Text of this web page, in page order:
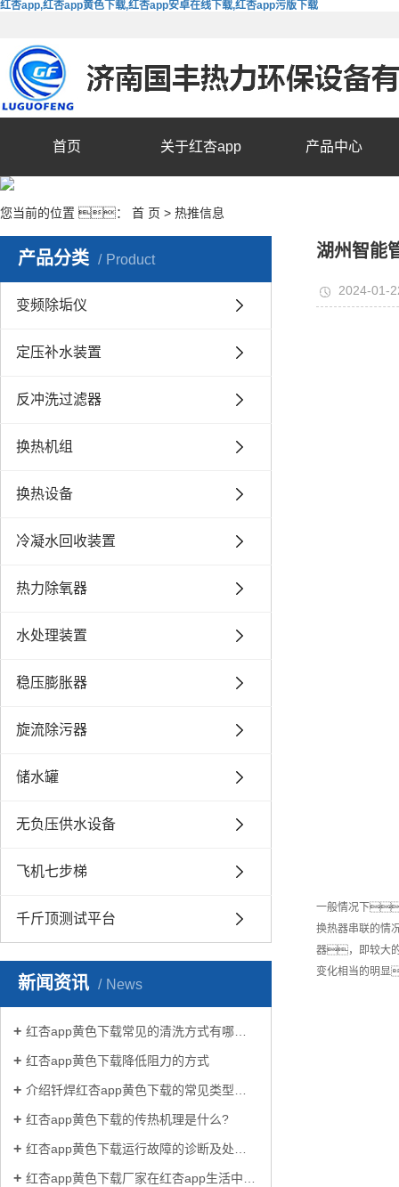
红杏app,红杏app黄色下载,红杏app安卓在线下载,红杏app污版下载
首页 关于红杏app 产品中心
您当前的位置 ： 首 页 > 热推信息
产品分类 Product
变频除垢仪
定压补水装置
反冲洗过滤器
换热机组
换热设备
冷凝水回收装置
热力除氧器
水处理装置
稳压膨胀器
旋流除污器
储水罐
无负压供水设备
飞机七步梯
千斤顶测试平台
新闻资讯 News
红杏app黄色下载常见的清洗方式有哪些？
红杏app黄色下载降低阻力的方式
介绍钎焊红杏app黄色下载的常见类型有哪些
红杏app黄色下载的传热机理是什么?
红杏app黄色下载运行故障的诊断及处理方法
红杏app黄色下载厂家在红杏app生活中有哪些作用？
湖州智能
2024-01-
一般情况下
换热器串联的
器，即较大
变化相当的明